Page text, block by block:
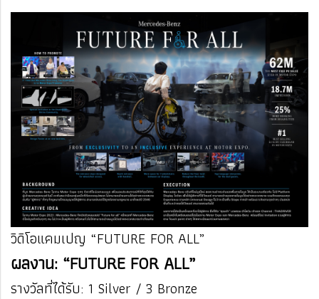
วิดิโอแคมเปญ “FUTURE FOR ALL”
ผลงาน: “FUTURE FOR ALL”
รางวัลที่ได้รับ: 1 Silver / 3 Bronze